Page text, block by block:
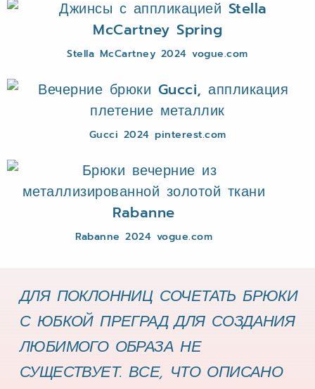
Stella McCartney 2024 vogue.com
Gucci 2024 pinterest.com
Rabanne 2024 vogue.com
ДЛЯ ПОКЛОННИЦ СОЧЕТАТЬ БРЮКИ
С ЮБКОЙ ПРЕГРАД ДЛЯ СОЗДАНИЯ
ЛЮБИМОГО ОБРАЗА НЕ
СУЩЕСТВУЕТ. ВСЕ, ЧТО ОПИСАНО